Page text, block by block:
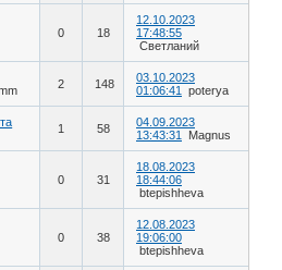
0 18
12.10.2023
17:48:55
Светланий
2 148
03.10.2023
01:06:41
poterya
1 58
04.09.2023
13:43:31
Magnus
0 31
18.08.2023
18:44:06
btepishheva
0 38
12.08.2023
19:06:00
btepishheva